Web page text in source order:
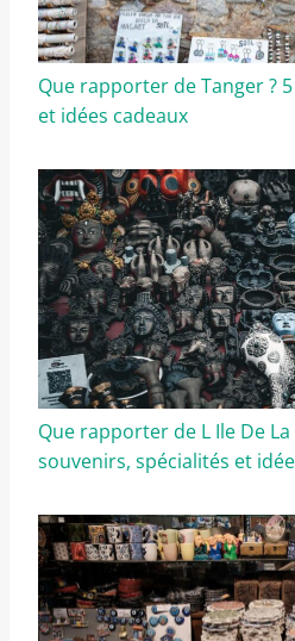
Que rapporter de Tanger ?
et idées cadeaux
Que rapporter de L Ile De La
souvenirs, spécialités et